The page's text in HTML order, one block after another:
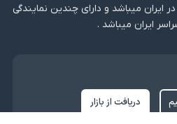
ایران میباشد و دارای چندین نمایندگی
ایران میباشد .
دریافت از بازار